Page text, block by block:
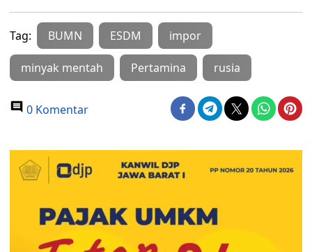
Tag: BUMN ESDM impor
minyak mentah Pertamina rusia
0 Komentar